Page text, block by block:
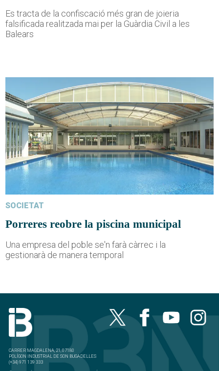
Es tracta de la confiscació més gran de joieria
falsificada realitzada mai per la Guàrdia Civil a les
Balears
SOCIETAT
Porreres reobre la piscina municipal
Una empresa del poble se'n farà càrrec i la
gestionarà de manera temporal
CARRER MAGDALENA, 21, 07180
POLÍGON INDUSTRIAL DE SON BUGADELLES
(+34) 971 139 333